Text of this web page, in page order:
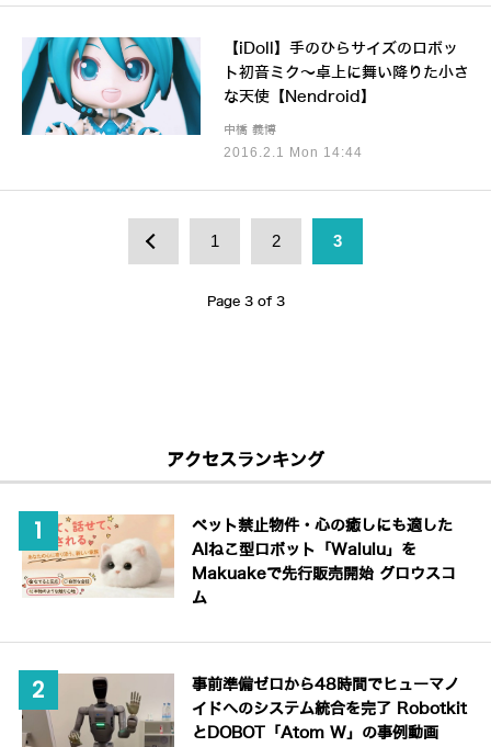
2016.2.1 Mon 14:44
【iDoll】手のひらサイズのロボッ
ト初音ミク～卓上に舞い降りた小さ
な天使【Nendroid】
中橋 義博
1 2 3
Page 3 of 3
アクセスランキング
ペット禁止物件・心の癒しにも適した
AIねこ型ロボット「Walulu」を
Makuakeで先行販売開始 グロウスコ
ム
事前準備ゼロから48時間でヒューマノ
イドへのシステム統合を完了 Robotkit
とDOBOT「Atom W」の事例動画